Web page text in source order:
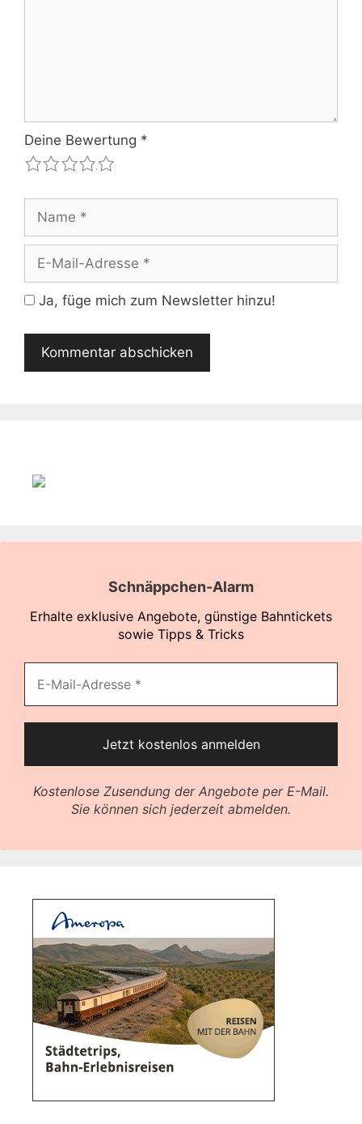
Deine Bewertung *
4
3
2
1
Mail-
Adresse
Ja, füge mich zum Newsletter hinzu!
Schnäppchen-Alarm
Erhalte exklusive Angebote, günstige Bahntickets
sowie Tipps & Tricks
Kostenlose Zusendung der Angebote per E-Mail.
Sie können sich jederzeit abmelden.